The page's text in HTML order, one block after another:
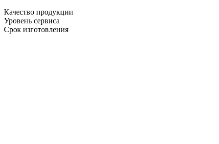
Качество продукции
Уровень сервиса
Срок изготовления